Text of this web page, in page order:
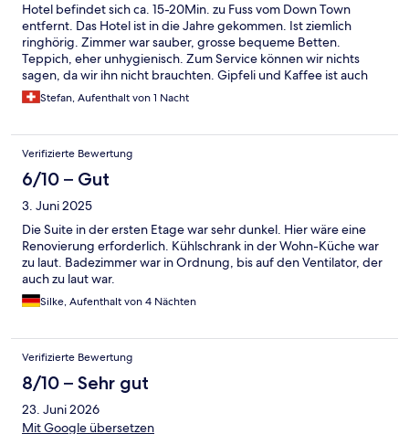
Hotel befindet sich ca. 15-20Min. zu Fuss vom Down Town
entfernt. Das Hotel ist in die Jahre gekommen. Ist ziemlich
ringhörig. Zimmer war sauber, grosse bequeme Betten.
Teppich, eher unhygienisch. Zum Service können wir nichts
sagen, da wir ihn nicht brauchten. Gipfeli und Kaffee ist auch
ohne Reservation erhältlich. Parkplatz ist kostenlos.
Stefan, Aufenthalt von 1 Nacht
Verifizierte Bewertung
6/10 – Gut
3. Juni 2025
Die Suite in der ersten Etage war sehr dunkel. Hier wäre eine
Renovierung erforderlich. Kühlschrank in der Wohn-Küche war
zu laut. Badezimmer war in Ordnung, bis auf den Ventilator, der
auch zu laut war.
Silke, Aufenthalt von 4 Nächten
Verifizierte Bewertung
8/10 – Sehr gut
23. Juni 2026
Mit Google übersetzen